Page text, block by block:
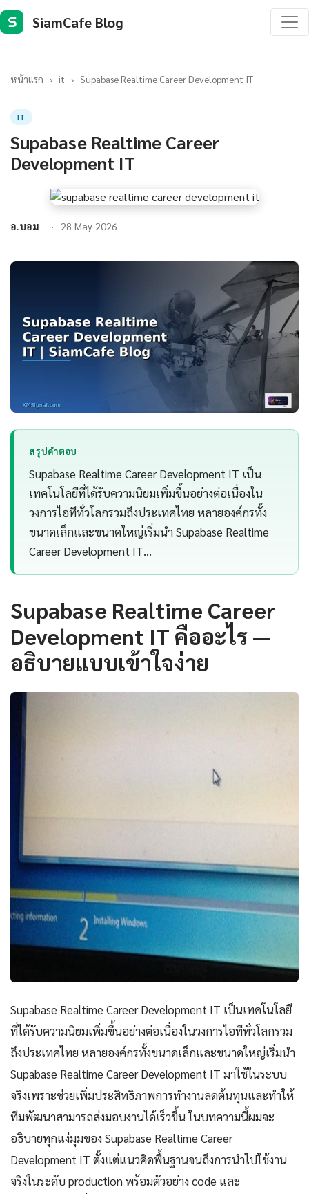
S SiamCafe Blog
หน้าแรก › it › Supabase Realtime Career Development IT
IT
Supabase Realtime Career
Development IT
อ.บอม 28 May 2026
สรุปคำตอบ
Supabase Realtime Career Development IT เป็น
เทคโนโลยีที่ได้รับความนิยมเพิ่มขึ้นอย่างต่อเนื่องใน
วงการไอทีทั่วโลกรวมถึงประเทศไทย หลายองค์กรทั้ง
ขนาดเล็กและขนาดใหญ่เริ่มนำ Supabase Realtime
Career Development IT…
Supabase Realtime Career
Development IT คืออะไร —
อธิบายแบบเข้าใจง่าย
Supabase Realtime Career Development IT เป็นเทคโนโลยี
ที่ได้รับความนิยมเพิ่มขึ้นอย่างต่อเนื่องในวงการไอทีทั่วโลกรวม
ถึงประเทศไทย หลายองค์กรทั้งขนาดเล็กและขนาดใหญ่เริ่มนำ
Supabase Realtime Career Development IT มาใช้ในระบบ
จริงเพราะช่วยเพิ่มประสิทธิภาพการทำงานลดต้นทุนและทำให้
ทีมพัฒนาสามารถส่งมอบงานได้เร็วขึ้น ในบทความนี้ผมจะ
อธิบายทุกแง่มุมของ Supabase Realtime Career
Development IT ตั้งแต่แนวคิดพื้นฐานจนถึงการนำไปใช้งาน
จริงในระดับ production พร้อมตัวอย่าง code และ